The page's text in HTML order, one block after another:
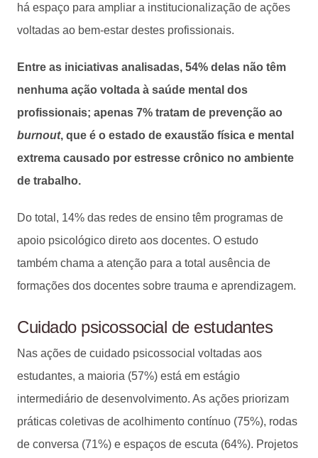
há espaço para ampliar a institucionalização de ações
voltadas ao bem-estar destes profissionais.
Entre as iniciativas analisadas, 54% delas não têm
nenhuma ação voltada à saúde mental dos
profissionais; apenas 7% tratam de prevenção ao
burnout, que é o estado de exaustão física e mental
extrema causado por estresse crônico no ambiente
de trabalho.
Do total, 14% das redes de ensino têm programas de
apoio psicológico direto aos docentes. O estudo
também chama a atenção para a total ausência de
formações dos docentes sobre trauma e aprendizagem.
Cuidado psicossocial de estudantes
Nas ações de cuidado psicossocial voltadas aos
estudantes, a maioria (57%) está em estágio
intermediário de desenvolvimento. As ações priorizam
práticas coletivas de acolhimento contínuo (75%), rodas
de conversa (71%) e espaços de escuta (64%). Projetos